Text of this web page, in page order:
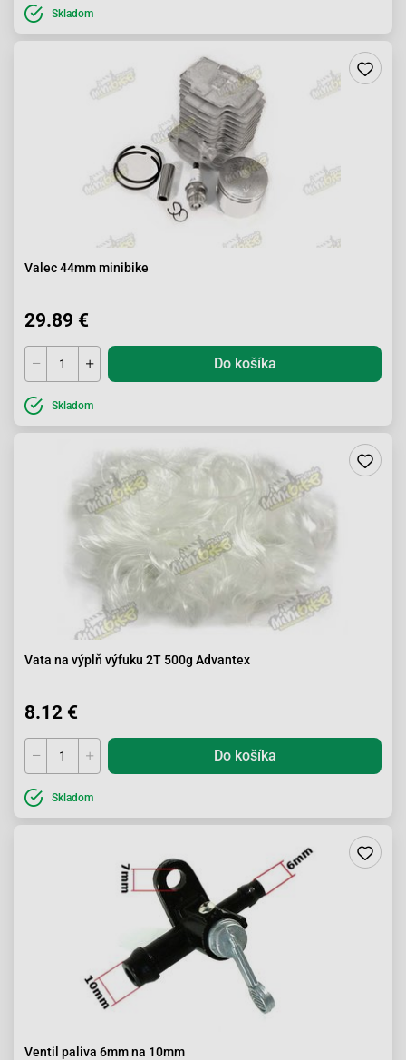
Skladom
Valec 44mm minibike
29.89 €
Do košíka
Skladom
Vata na výplň výfuku 2T 500g Advantex
8.12 €
Do košíka
Skladom
Ventil paliva 6mm na 10mm